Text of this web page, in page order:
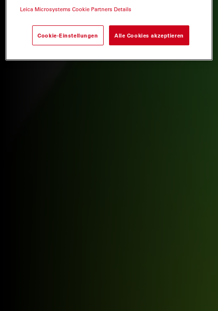
Leica Microsystems Cookie Partners Details
Cookie-Einstellungen Alle Cookies akzeptieren